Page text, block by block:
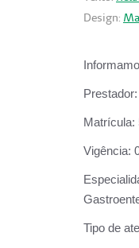
Design:
Prestador:
Matrícula:
Vigência:
Tipo de